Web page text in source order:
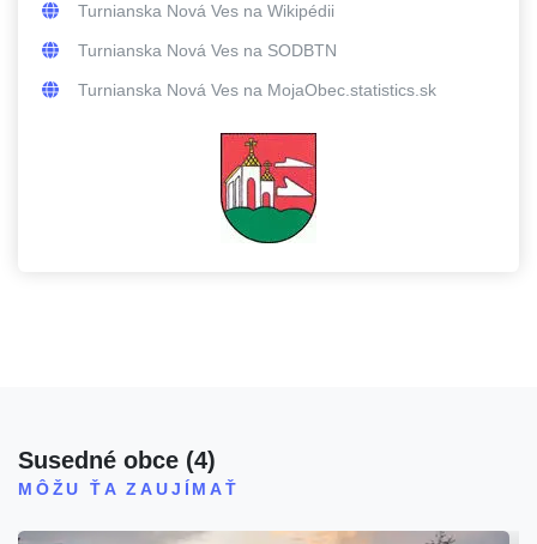
Turnianska Nová Ves na Wikipédii
Turnianska Nová Ves na SODBTN
Turnianska Nová Ves na MojaObec.statistics.sk
Susedné obce (4)
MÔŽU ŤA ZAUJÍMAŤ